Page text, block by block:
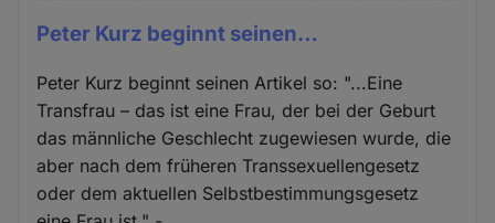
Peter Kurz beginnt seinen…
Peter Kurz beginnt seinen Artikel so: "...Eine
Transfrau – das ist eine Frau, der bei der Geburt
das männliche Geschlecht zugewiesen wurde, die
aber nach dem früheren Transsexuellengesetz
oder dem aktuellen Selbstbestimmungsgesetz